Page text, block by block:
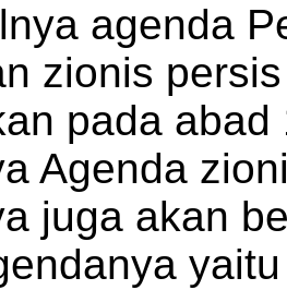
agenda
zionis
pada
Agenda
juga akan